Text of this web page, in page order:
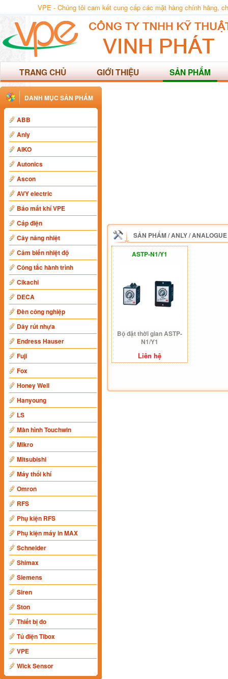
VPE - Chúng tôi cam kết cung cấp các mặt hàng chính hãng,
TRANG CHỦ GIỚI THIỆU SẢN PHẨM
DANH MỤC SẢN PHẨM
ABB
Anly
AIKO
Autonics
Ascon
AVY electric
Báo mất khí VPE
Cáp điện
Cây nâng nhiệt
Cảm biến nhiệt độ
Công tắc hành trình
Cikachi
DECA
Đèn công nghiệp
Dây rút nhựa
Endress Hauser
Fuji
Fox
Honey Well
Hanyoung
LS
Màn hình Touchwin
Mikro
Mitsubishi
Máy thổi khí
Omron
RFS
Phụ kiện RFS
Phụ kiện máy in MAX
Schneider
Shimax
Siemens
Siren
Ston
Thiết bị đo
Tủ điện Tibox
VPE
Wick Sensor
SẢN PHẨM/ANLY/
ASTP-N1/Y1
Bộ đặt thời gian ASTP-
N1/Y1
Liên hệ